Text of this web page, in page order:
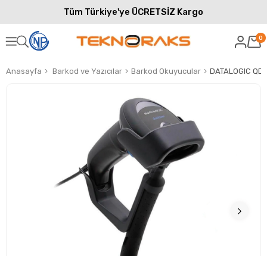
Tüm Türkiye'ye ÜCRETSİZ Kargo
0
Anasayfa Barkod ve Yazıcılar Barkod Okuyucular